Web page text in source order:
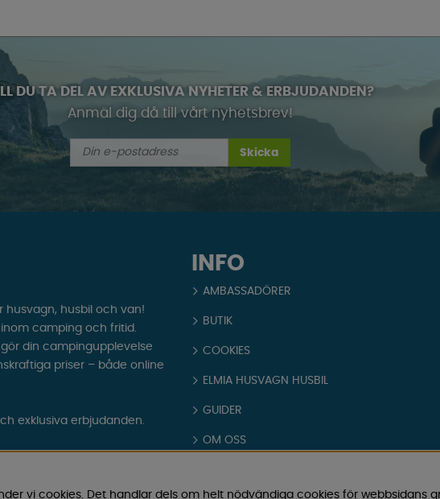
DU TA DEL AV EXKLUSIVA NYHETER & ERBJUDANDEN?
Anmäl dig då till vårt nyhetsbrev!
Skicka
INFO
AMBASSADÖRER
BUTIK
COOKIES
ELMIA HUSVAGN HUSBIL
GUIDER
OM OSS
husvagn, husbil och van!
camping och fritid.
din campingupplevelse
priser – både online
exklusiva erbjudanden.
vi cookies. Det handlar dels om helt nödvändiga cookies för webbsidans